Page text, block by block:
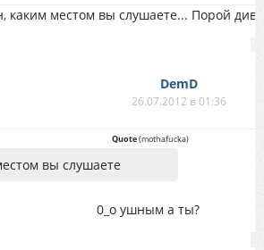
каким местом вы слушаете... Порой
DemD
26.07.2012 в 01:36
Quote(mothafucka)
вы слушаете
0_о ушным а ты?